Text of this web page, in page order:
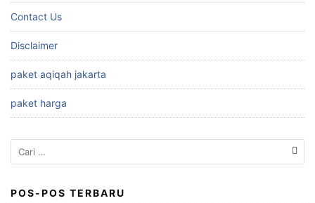
Contact Us
Disclaimer
paket aqiqah jakarta
paket harga
Cari
untuk:
POS-POS TERBARU